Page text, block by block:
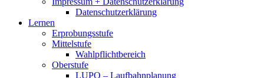
Datenschutzerklärung
Lernen
Erprobungsstufe
Mittelstufe
Wahlpflichtbereich
Oberstufe
LUPO – Laufbahnplanung